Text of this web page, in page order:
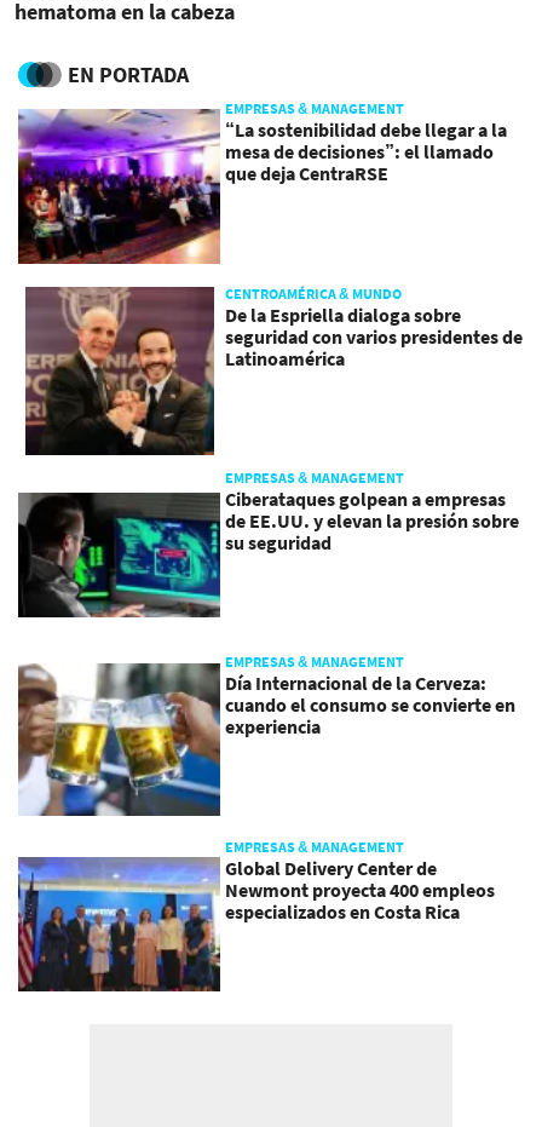
hematoma en la cabeza
EN PORTADA
EMPRESAS & MANAGEMENT
“La sostenibilidad debe llegar a la
mesa de decisiones”: el llamado
que deja CentraRSE
CENTROAMÉRICA & MUNDO
De la Espriella dialoga sobre
seguridad con varios presidentes de
Latinoamérica
EMPRESAS & MANAGEMENT
Ciberataques golpean a empresas
de EE.UU. y elevan la presión sobre
su seguridad
EMPRESAS & MANAGEMENT
Día Internacional de la Cerveza:
cuando el consumo se convierte en
experiencia
EMPRESAS & MANAGEMENT
Global Delivery Center de
Newmont proyecta 400 empleos
especializados en Costa Rica